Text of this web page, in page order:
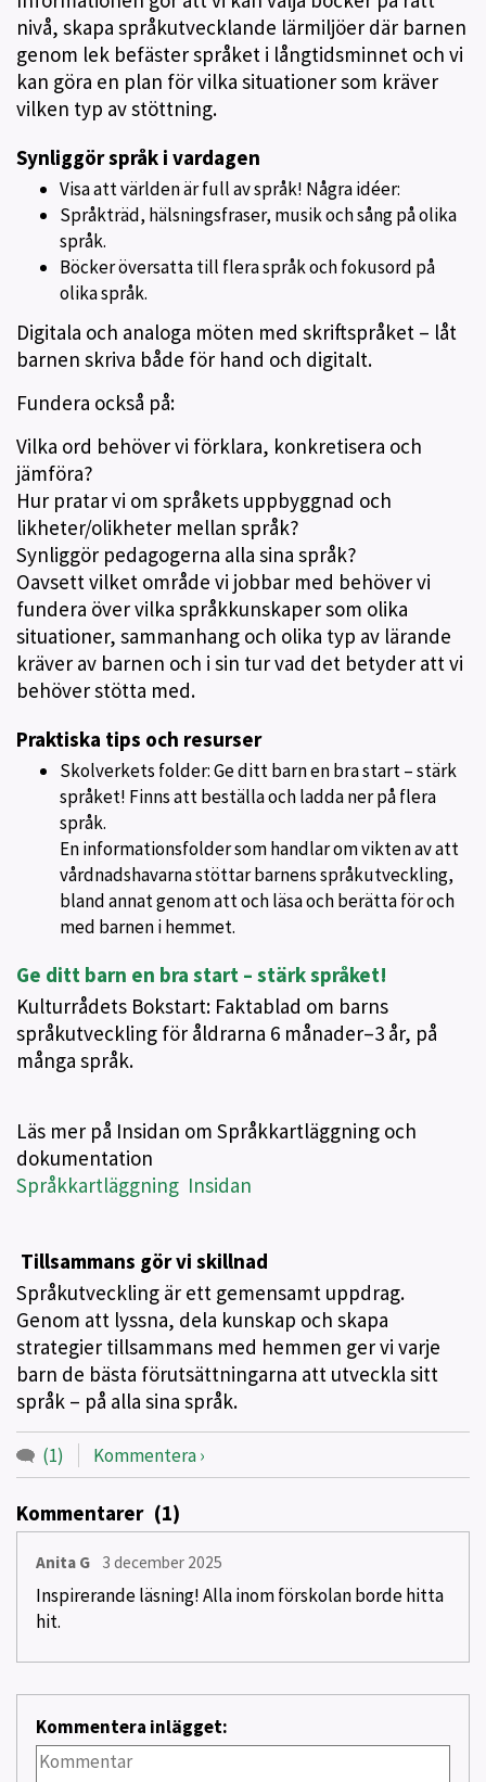
nivå, skapa språkutvecklande lärmiljöer där barnen
genom lek befäster språket i långtidsminnet och vi
kan göra en plan för vilka situationer som kräver
vilken typ av stöttning.
Synliggör språk i vardagen
Visa att världen är full av språk! Några idéer:
Språkträd, hälsningsfraser, musik och sång på olika
språk.
Böcker översatta till flera språk och fokusord på
olika språk.
Digitala och analoga möten med skriftspråket – låt
barnen skriva både för hand och digitalt.
Fundera också på:
Vilka ord behöver vi förklara, konkretisera och
jämföra?
Hur pratar vi om språkets uppbyggnad och
likheter/olikheter mellan språk?
Synliggör pedagogerna alla sina språk?
Oavsett vilket område vi jobbar med behöver vi
fundera över vilka språkkunskaper som olika
situationer, sammanhang och olika typ av lärande
kräver av barnen och i sin tur vad det betyder att vi
behöver stötta med.
Praktiska tips och resurser
Skolverkets folder: Ge ditt barn en bra start – stärk
språket! Finns att beställa och ladda ner på flera
språk.
En informationsfolder som handlar om vikten av att
vårdnadshavarna stöttar barnens språkutveckling,
bland annat genom att och läsa och berätta för och
med barnen i hemmet.
Ge ditt barn en bra start – stärk språket!
Kulturrådets Bokstart: Faktablad om barns
språkutveckling för åldrarna 6 månader–3 år, på
många språk.
Läs mer på Insidan om Språkkartläggning och
dokumentation
Språkkartläggning Insidan
Tillsammans gör vi skillnad
Språkutveckling är ett gemensamt uppdrag.
Genom att lyssna, dela kunskap och skapa
strategier tillsammans med hemmen ger vi varje
barn de bästa förutsättningarna att utveckla sitt
språk – på alla sina språk.
(1) Kommentera
Kommentarer (1)
Anita G 3 december 2025
Inspirerande läsning! Alla inom förskolan borde hitta
hit.
Kommentera inlägget: